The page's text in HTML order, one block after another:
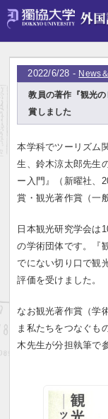
2022/6/28 - News
教員の著作『観光
賞しました
本学科でツーリズム
生、鈴木涼太郎先生
ー入門』（新曜社、
賞・観光著作賞（一
日本観光研究学会は
の学術団体です。『
でにない切り口で観
評価を受けました。
なお観光著作賞（学
ま私たちをつなぐも
木先生が分担執筆で